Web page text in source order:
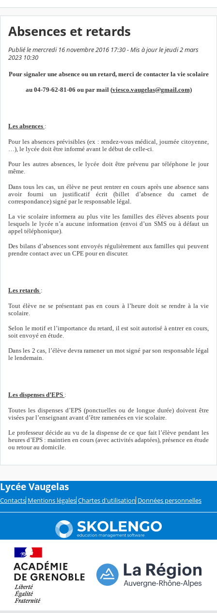
Absences et retards
Publié le mercredi 16 novembre 2016 17:30 - Mis à jour le jeudi 2 mars
2023 10:30
Pour signaler une absence ou un retard, merci de contacter la vie scolaire
au 04-79-62-81-06 ou par mail (viesco.vaugelas@gmail.com)
Les absences :
Pour les absences prévisibles (ex : rendez-vous médical, journée citoyenne,
…), le lycée doit être informé avant le début de celle-ci.
Pour les autres absences, le lycée doit être prévenu par téléphone le jour
même.
Dans tous les cas, un élève ne peut rentrer en cours après une absence sans
avoir fourni un justificatif écrit (billet d’absence du carnet de
correspondance) signé par le responsable légal.
La vie scolaire informera au plus vite les familles des élèves absents pour
lesquels le lycée n’a aucune information (envoi d’un SMS ou à défaut un
appel téléphonique).
Des bilans d’absences sont envoyés régulièrement aux familles qui peuvent
prendre contact avec un CPE pour en discuter.
Les retards :
Tout élève ne se présentant pas en cours à l’heure doit se rendre à la vie
scolaire.
Selon le motif et l’importance du retard, il est soit autorisé à entrer en cours,
soit envoyé en étude.
Dans les 2 cas, l’élève devra ramener un mot signé par son responsable légal
le lendemain.
Les dispenses d’EPS :
Toutes les dispenses d’EPS (ponctuelles ou de longue durée) doivent être
visées par l’enseignant avant d’être ramenées en vie scolaire.
Le professeur décide au vu de la dispense de ce que fait l’élève pendant les
heures d’EPS : maintien en cours (avec activités adaptées), présence en étude
ou retour au domicile.
Lycée Vaugelas
Contacts Mentions légales Chartes d'utilisation Données personnelles